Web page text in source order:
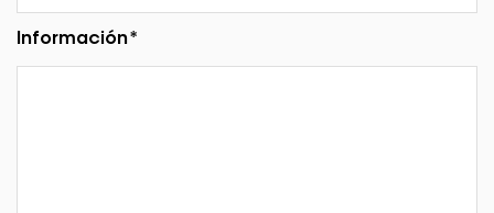
Información*